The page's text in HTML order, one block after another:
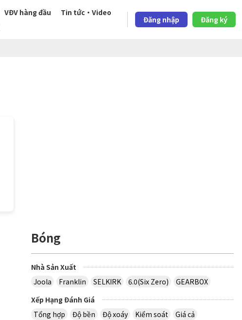
VĐV hàng đầu
Tin tức・Video
Đăng nhập Đăng ký
Bóng
Nhà Sản Xuất
Joola
Franklin SELKIRK 6.0(Six Zero)
GEARBOX
Xếp Hạng Đánh Giá
Tổng hợp
Độ bền Độ xoáy Kiểm soát
Giá cả